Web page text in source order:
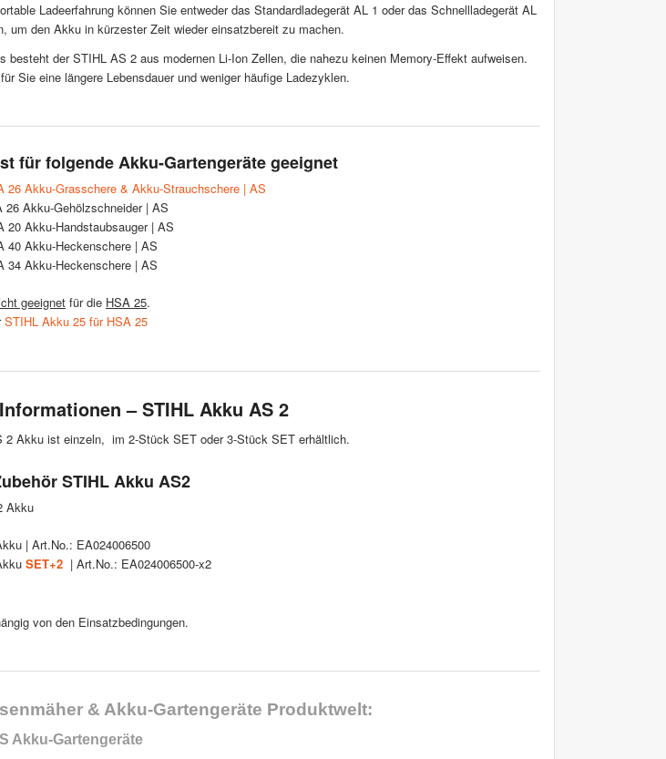
Ladeerfahrung können Sie entweder das Standardladegerät AL 1 oder das Schnellladegerät AL
um den Akku in kürzester Zeit wieder einsatzbereit zu machen.
besteht der STIHL AS 2 aus modernen Li-Ion Zellen, die nahezu keinen Memory-Effekt aufweisen.
Sie eine längere Lebensdauer und weniger häufige Ladezyklen.
für folgende Akku-Gartengeräte geeignet
26 Akku-Grasschere & Akku-Strauchschere | AS
26 Akku-Gehölzschneider | AS
20 Akku-Handstaubsauger | AS
40 Akku-Heckenschere | AS
34 Akku-Heckenschere | AS
geeignet für die HSA 25.
STIHL Akku 25 für HSA 25
– STIHL Akku AS 2
2 Akku ist einzeln, im 2-Stück SET oder 3-Stück SET erhältlich.
STIHL Akku AS2
Akku
| Art.No.: EA024006500
SET+2 | Art.No.: EA024006500-x2
von den Einsatzbedingungen.
& Akku-Gartengeräte Produktwelt:
Akku-Gartengeräte